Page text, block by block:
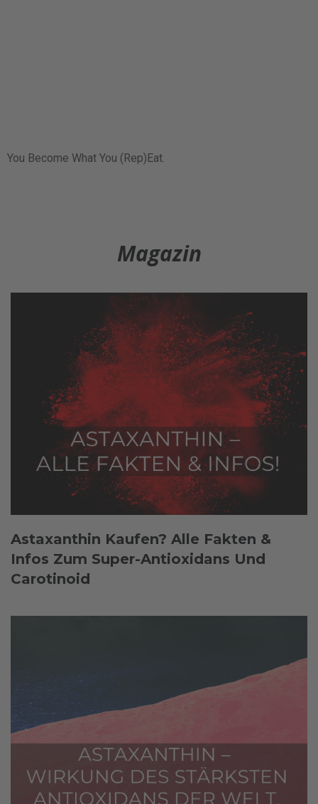
You Become What You (Rep)Eat.
Magazin
Astaxanthin Kaufen? Alle Fakten &
Infos Zum Super-Antioxidans Und
Carotinoid